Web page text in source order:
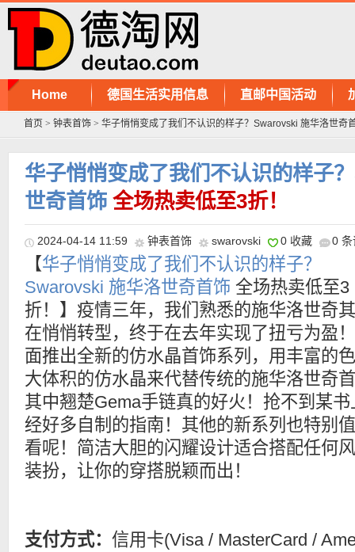
Home 德国生活实用信息 直邮中国活动
首页 > 钟表首饰 > 华子悄悄变成了我们不认识的样子？Swarovski 施华洛世奇
华子悄悄变成了我们不认识的样子
世奇首饰 全场热卖低至3折！
2024-04-14 11:59 钟表首饰 swarovski 0 收藏 0 条
【华子悄悄变成了我们不认识的样子？
Swarovski 施华洛世奇首饰 全场热卖低至3
折！】疫情三年，我们熟悉的施华洛世奇
在悄悄转型，终于在去年实现了扭亏为盈
面推出全新的仿水晶首饰系列，用丰富的
大体积的仿水晶来代替传统的施华洛世奇
其中翘楚Gema手链真的好火！抢不到某书
经好多自制的指南！其他的新系列也特别
看呢！简洁大胆的闪耀设计适合搭配任何
装扮，让你的穿搭脱颖而出！
支付方式： 信用卡(Visa / MasterCard /